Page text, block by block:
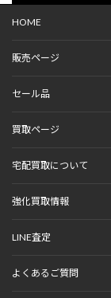
HOME
販売ページ
セール品
買取ページ
宅配買取について
強化買取情報
LINE査定
よくあるご質問